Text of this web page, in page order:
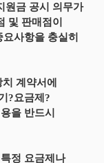
원금 공시 의무가
및 판매점이
사항을 충실히
계약서에
?요금제?
을 반드시
정 요금제나